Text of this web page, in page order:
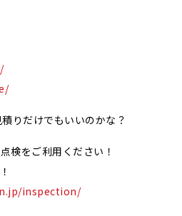
りだけでもいいのかな？
検をご利用ください！
inspection/